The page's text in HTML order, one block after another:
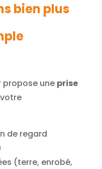
bien plus
propose une prise
de regard
(terre, enrobé,